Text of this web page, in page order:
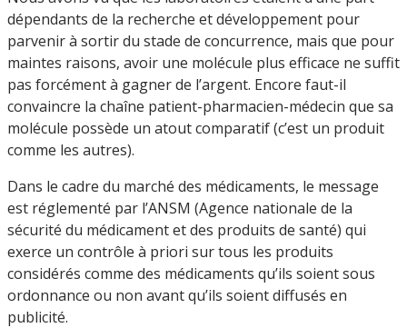
dépendants de la recherche et développement pour
parvenir à sortir du stade de concurrence, mais que pour
maintes raisons, avoir une molécule plus efficace ne suffit
pas forcément à gagner de l’argent. Encore faut-il
convaincre la chaîne patient-pharmacien-médecin que sa
molécule possède un atout comparatif (c’est un produit
comme les autres).
Dans le cadre du marché des médicaments, le message
est réglementé par l’ANSM (Agence nationale de la
sécurité du médicament et des produits de santé) qui
exerce un contrôle à priori sur tous les produits
considérés comme des médicaments qu’ils soient sous
ordonnance ou non avant qu’ils soient diffusés en
publicité.